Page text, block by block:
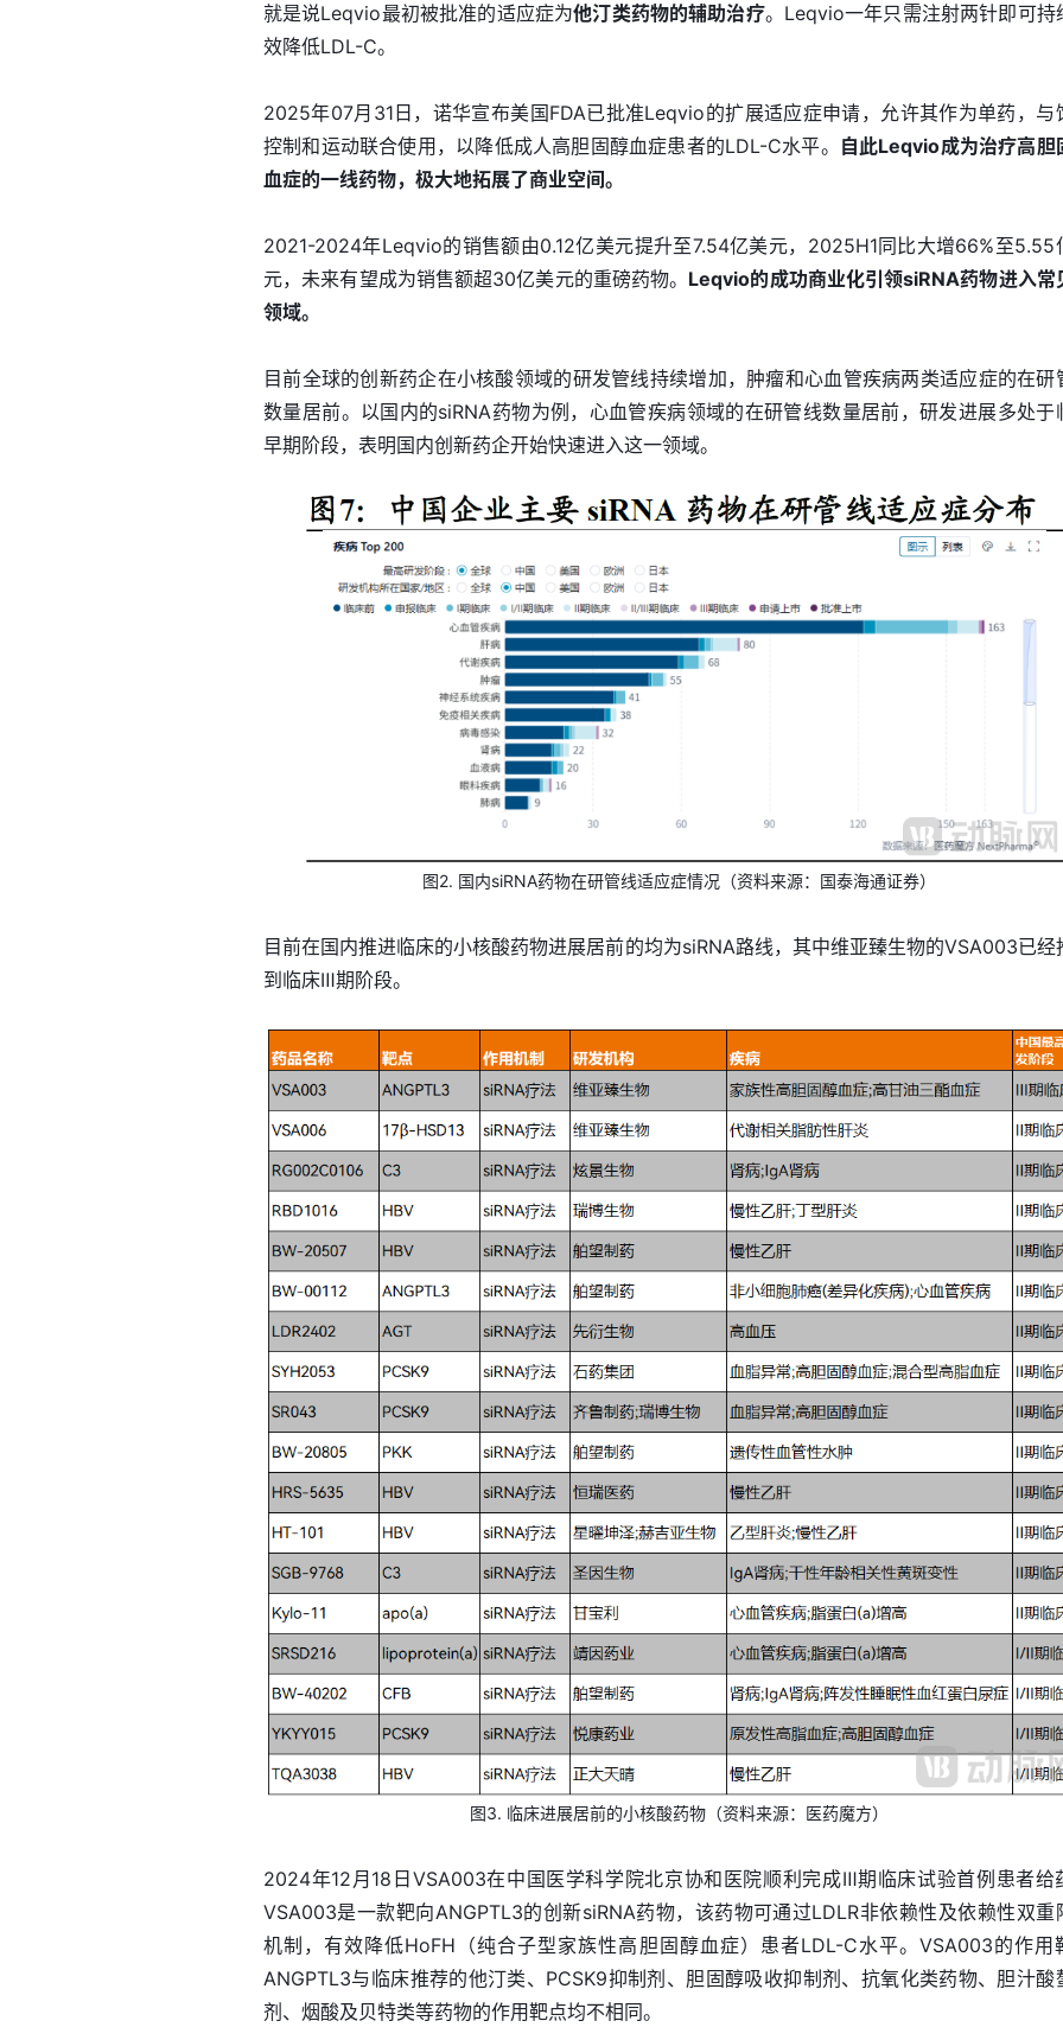
就是说Leqvio最初被批准的适应症为他汀类药物的辅助治疗。Leqvio一年只需注射两针即可持
效降低LDL-C。
2025年07月31日，诺华宣布美国FDA已批准Leqvio的扩展适应症申请，允许其作为单药，与
控制和运动联合使用，以降低成人高胆固醇血症患者的LDL-C水平。 自此Leqvio成为治疗高胆
血症的一线药物，极大地拓展了商业空间。
2021-2024年Leqvio的销售额由0.12亿美元提升至7.54亿美元，2025H1同比大增66%至5.55
元，未来有望成为销售额超30亿美元的重磅药物。 Leqvio的成功商业化引领siRNA药物进入常
领域。
目前全球的创新药企在小核酸领域的研发管线持续增加，肿瘤和心血管疾病两类适应症的在研
数量居前。以国内的siRNA药物为例，心血管疾病领域的在研管线数量居前，研发进展多处于
早期阶段，表明国内创新药企开始快速进入这一领域。
图2. 国内siRNA药物在研管线适应症情况（资料来源：国泰海通证券）
目前在国内推进临床的小核酸药物进展居前的均为siRNA路线，其中维亚臻生物的VSA003已经
到临床Ⅲ期阶段。
图3. 临床进展居前的小核酸药物（资料来源：医药魔方）
2024年12月18日VSA003在中国医学科学院北京协和医院顺利完成Ⅲ期临床试验首例患者给
VSA003是一款靶向ANGPTL3的创新siRNA药物，该药物可通过LDLR非依赖性及依赖性双重
机制，有效降低HoFH（纯合子型家族性高胆固醇血症）患者LDL-C水平。VSA003的作用
ANGPTL3与临床推荐的他汀类、PCSK9抑制剂、胆固醇吸收抑制剂、抗氧化类药物、胆汁酸
剂、烟酸及贝特类等药物的作用靶点均不相同。